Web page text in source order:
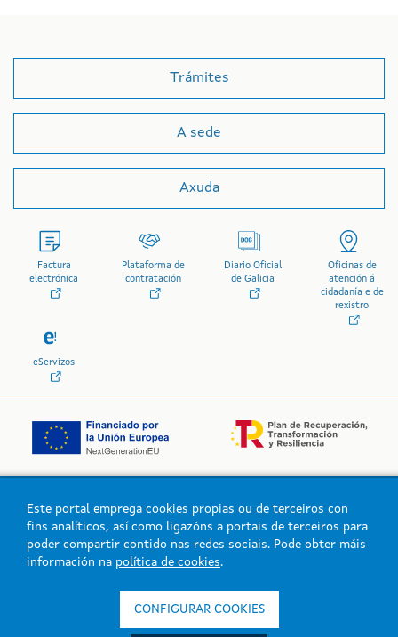
Trámites
A sede
Axuda
Factura
electrónica
Plataforma de
contratación
Diario Oficial
de Galicia
Oficinas de
atención á
cidadanía e de
rexistro
eServizos
Logo da Xunta de Galicia
Este portal emprega cookies propias ou de terceiros con
fins analíticos, así como ligazóns a portais de terceiros para
poder compartir contido nas redes sociais. Pode obter máis
información na política de cookies.
CONFIGURAR COOKIES